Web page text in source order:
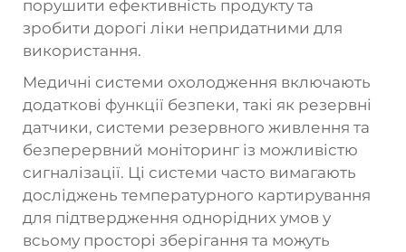
порушити ефективність продукту та
зробити дорогі ліки непридатними для
використання.
Медичні системи охолодження включають
додаткові функції безпеки, такі як резервні
датчики, системи резервного живлення та
безперервний моніторинг із можливістю
сигналізації. Ці системи часто вимагають
досліджень температурного картирування
для підтвердження однорідних умов у
всьому просторі зберігання та можуть